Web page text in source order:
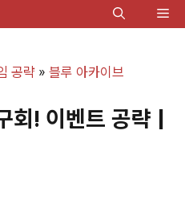
메
공략 » 블루 아카이브
회! 이벤트 공략 |